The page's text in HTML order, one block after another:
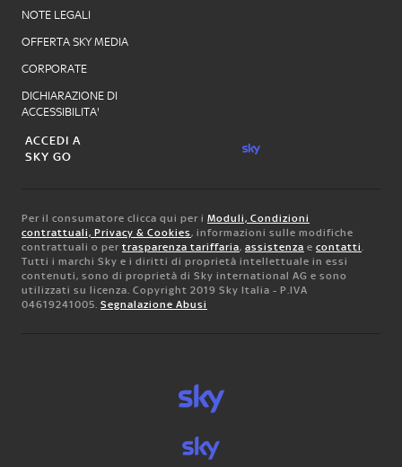
NOTE LEGALI
OFFERTA SKY MEDIA
CORPORATE
DICHIARAZIONE DI
ACCESSIBILITA'
ACCEDI A
SKY GO
Per il consumatore clicca qui per i Moduli, Condizioni
contrattuali, Privacy & Cookies, informazioni sulle modifiche
contrattuali o per trasparenza tariffaria, assistenza e contatti.
Tutti i marchi Sky e i diritti di proprietà intellettuale in essi
contenuti, sono di proprietà di Sky international AG e sono
utilizzati su licenza. Copyright 2019 Sky Italia - P.IVA
04619241005. Segnalazione Abusi